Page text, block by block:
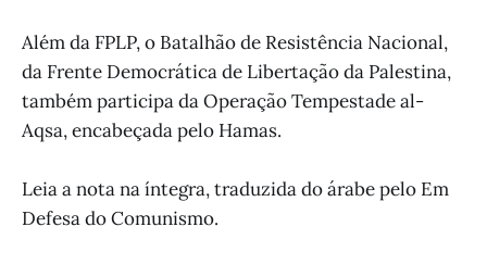
Além da FPLP, o Batalhão de Resistência Nacional,
da Frente Democrática de Libertação da Palestina,
também participa da Operação Tempestade al-
Aqsa, encabeçada pelo Hamas.
Leia a nota na íntegra, traduzida do árabe pelo Em
Defesa do Comunismo.